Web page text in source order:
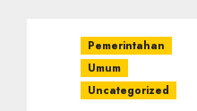
Pemerintahan
Umum
Uncategorized